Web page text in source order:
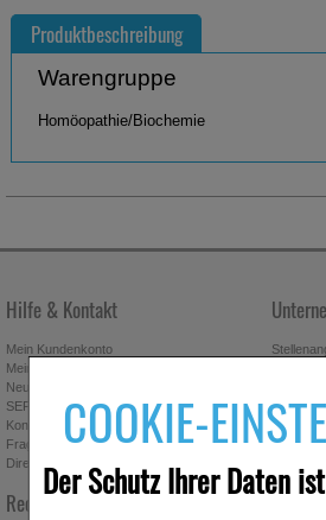
COOKIE-
Der Schutz Ihrer Daten
Produktbeschreibung
Warengruppe
Homöopathie/Biochemie
Hilfe & Kontakt
Mein Kundenkonto
Mein Merkzettel
Neuregistrierung
SEPA-Empfängerüberprüfung
Kontakt
Fragen & Antworten
Direktbestellung
Bonus-
Rechtliches